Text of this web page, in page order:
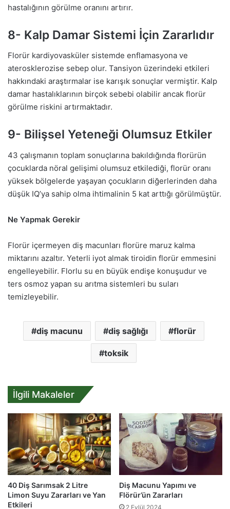
hastalığının görülme oranını artırır.
8- Kalp Damar Sistemi İçin Zararlıdır
Florür kardiyovasküler sistemde enflamasyona ve
aterosklerozise sebep olur. Tansiyon üzerindeki etkileri
hakkındaki araştırmalar ise karışık sonuçlar vermiştir. Kalp
damar hastalıklarının birçok sebebi olabilir ancak florür
görülme riskini artırmaktadır.
9- Bilişsel Yeteneği Olumsuz Etkiler
43 çalışmanın toplam sonuçlarına bakıldığında florürün
çocuklarda nöral gelişimi olumsuz etkilediği, florür oranı
yüksek bölgelerde yaşayan çocukların diğerlerinden daha
düşük IQ’ya sahip olma ihtimalinin 5 kat arttığı görülmüştür.
Ne Yapmak Gerekir
Florür içermeyen diş macunları florüre maruz kalma
miktarını azaltır. Yeterli iyot almak tiroidin florür emmesini
engelleyebilir. Florlu su en büyük endişe konuşudur ve
ters osmoz yapan su arıtma sistemleri bu suları
temizleyebilir.
diş macunu diş sağlığı florür
toksik
İlgili Makaleler
40 Diş Sarımsak 2 Litre
Limon Suyu Zararları ve Yan
Etkileri
Diş Macunu Yapımı ve
Flörür’ün Zararları
2 Eylül 2024